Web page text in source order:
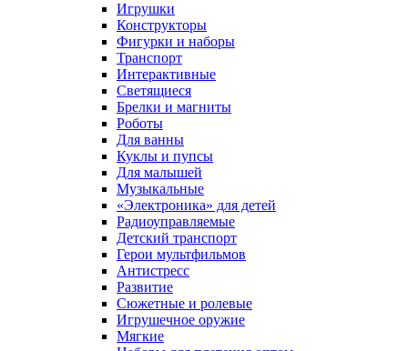
Игрушки
Конструкторы
Фигурки и наборы
Транспорт
Интерактивные
Светящиеся
Брелки и магниты
Роботы
Для ванны
Куклы и пупсы
Для малышей
Музыкальные
«Электроника» для детей
Радиоуправляемые
Детский транспорт
Герои мультфильмов
Антистресс
Развитие
Сюжетные и ролевые
Игрушечное оружие
Мягкие